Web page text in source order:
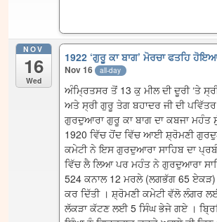
NOV
16
Wed
1922 ‘ਗੁਰੂ ਕਾ ਬਾਗ’ ਮੋਰਚਾ ਫਤਹਿ
Nov 16 all-day
ਅੰਮ੍ਰਿਤਸਰ ਤੋਂ 13 ਕੁ ਮੀਲ ਦੀ ਦੂਰੀ ‘ਤੇ
ਅਤੇ ਸ੍ਰੀ ਗੁਰੂ ਤੇਗ ਬਹਾਦਰ ਜੀ ਦੀ
ਗੁਰਦੁਆਰਾ ਗੁਰੂ ਕਾ ਬਾਗ ਦਾ ਕਬਜਾ ਮਹੰਤ
1920 ਵਿੱਚ ਹੋਂਦ ਵਿੱਚ ਆਈ ਸ਼੍ਰੋਮਣੀ
ਕਮੇਟੀ ਨੇ ਇਸ ਗੁਰਦੁਆਰਾ ਸਾਹਿਬ ਦਾ
ਵਿੱਚ ਲੈ ਲਿਆ ਪਰ ਮਹੰਤ ਨੇ ਗੁਰਦੁਆਰਾ
524 ਕਨਾਲ 12 ਮਰਲੇ (ਲਗਭੱਗ 65 ਏਕੜ)
ਕਰ ਦਿੱਤੀ । ਸ਼੍ਰੋਮਣੀ ਕਮੇਟੀ ਵੱਲੋ ਲੰਗਰ
ਲੱਕੜਾ ਕੱਟਣ ਲਈ 5 ਸਿੰਘ ਭੇਜੇ ਗਏ ।